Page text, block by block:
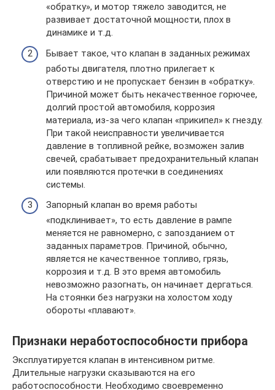
«обратку», и мотор тяжело заводится, не
развивает достаточной мощности, плох в
динамике и т.д.
Бывает такое, что клапан в заданных режимах
работы двигателя, плотно прилегает к
отверстию и не пропускает бензин в «обратку».
Причиной может быть некачественное горючее,
долгий простой автомобиля, коррозия
материала, из-за чего клапан «прикипел» к гнезду.
При такой неисправности увеличивается
давление в топливной рейке, возможен залив
свечей, срабатывает предохранительный клапан
или появляются протечки в соединениях
системы.
Запорный клапан во время работы
«подклинивает», то есть давление в рампе
меняется не равномерно, с запозданием от
заданных параметров. Причиной, обычно,
является не качественное топливо, грязь,
коррозия и т.д. В это время автомобиль
невозможно разогнать, он начинает дергаться.
На стоянки без нагрузки на холостом ходу
обороты «плавают».
Признаки неработоспособности прибора
Эксплуатируется клапан в интенсивном ритме.
Длительные нагрузки сказываются на его
работоспособности. Необходимо своевременно